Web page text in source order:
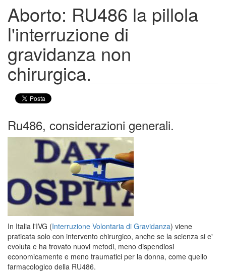
Aborto: RU486 la pillola
l'interruzione di
gravidanza non
chirurgica.
Ru486, considerazioni generali.
In Italia l'IVG (Interruzione Volontaria di Gravidanza) viene
praticata solo con intervento chirurgico, anche se la scienza si e'
evoluta e ha trovato nuovi metodi, meno dispendiosi
economicamente e meno traumatici per la donna, come quello
farmacologico della RU486.